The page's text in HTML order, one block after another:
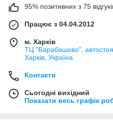
95% позитивних з 75
Працює з 04.04.2012
м. Харків
ТЦ "Барабашово",
Харків, Україна
Контакти
Сьогодні вихідний
Показати весь графік